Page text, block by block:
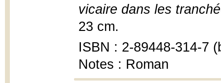
vicaire dans les
23 cm.
ISBN : 2-89448-314-7
Notes : Roman